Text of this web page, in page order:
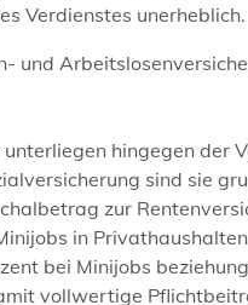
Verdienstes unerheblich.
und
hingegen der
sind sie
zur
in
bei Minijobs
vollwertige